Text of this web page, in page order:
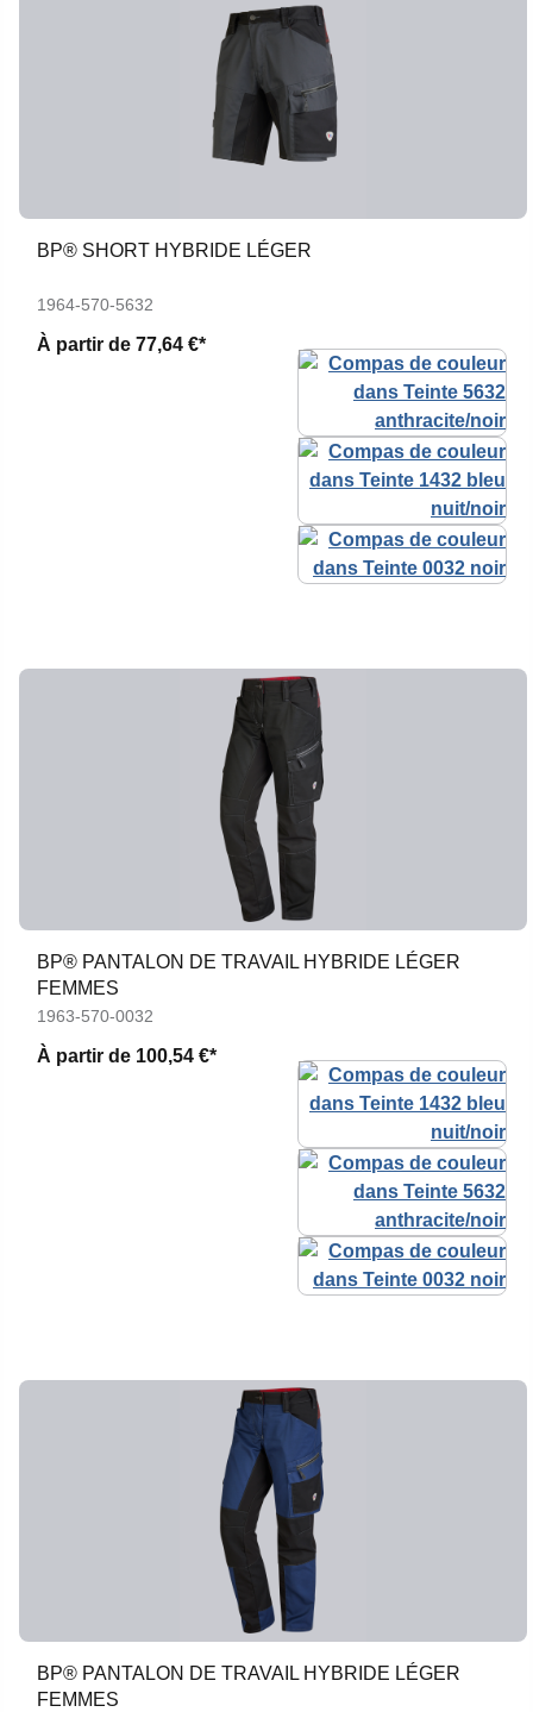
BP® SHORT HYBRIDE LÉGER
1964-570-5632
À partir de 77,64 €*
BP® PANTALON DE TRAVAIL HYBRIDE LÉGER
FEMMES
1963-570-0032
À partir de 100,54 €*
BP® PANTALON DE TRAVAIL HYBRIDE LÉGER
FEMMES